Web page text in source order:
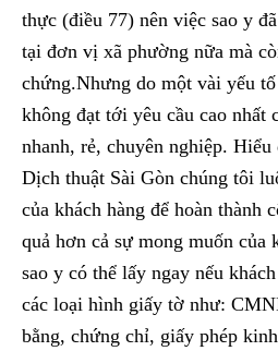
thực (điều 77) nên việc sao y
tại đơn vị xã phường nữa mà
chứng.Nhưng do một vài yếu
không đạt tới yêu cầu cao nhất
nhanh, rẻ, chuyên nghiệp. Hiểu
Dịch thuật Sài Gòn chúng tôi
của khách hàng để hoàn thành
quả hơn cả sự mong muốn của
sao y có thể lấy ngay nếu
các loại hình giấy tờ như:
bằng, chứng chỉ, giấy phép